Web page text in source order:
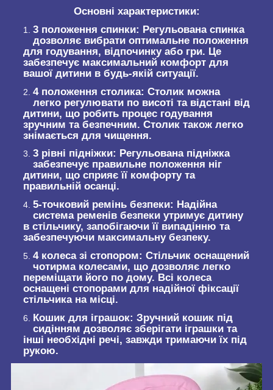
Основні характеристики:
3 положення спинки: Регульована спинка
дозволяє вибрати оптимальне положення
для годування, відпочинку або гри. Це
забезпечує максимальний комфорт для
вашої дитини в будь-якій ситуації.
4 положення столика: Столик можна
легко регулювати по висоті та відстані від
дитини, що робить процес годування
зручним та безпечним. Столик також легко
знімається для чищення.
3 рівні підніжки: Регульована підніжка
забезпечує правильне положення ніг
дитини, що сприяє її комфорту та
правильній осанці.
5-точковий ремінь безпеки: Надійна
система ременів безпеки утримує дитину
в стільчику, запобігаючи її випадінню та
забезпечуючи максимальну безпеку.
4 колеса зі стопором: Стільчик оснащений
чотирма колесами, що дозволяє легко
переміщати його по дому. Всі колеса
оснащені стопорами для надійної фіксації
стільчика на місці.
Кошик для іграшок: Зручний кошик під
сидінням дозволяє зберігати іграшки та
інші необхідні речі, завжди тримаючи їх під
рукою.